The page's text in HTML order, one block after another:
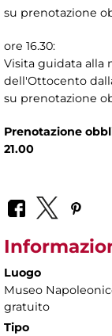
su prenotazione
ore 16.30:
Visita guidata alla
dell'Ottocento
su prenotazione
Prenotazione
21.00
Luogo
Museo
gratuito
Tipo